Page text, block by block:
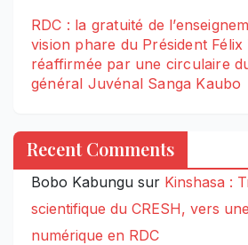
RDC : la gratuité de
vision phare du Président Félix
réaffirmée par une circulaire
général Juvénal Sanga Kaubo
Recent Comments
Bobo Kabungu sur Kinshasa :
scientifique du CRESH, vers
numérique en RDC